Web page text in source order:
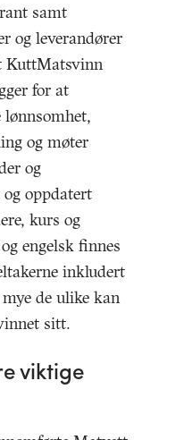
samt
og leverandører
KuttMatsvinn
for at
lønnsomhet,
og møter
og
oppdatert
kurs og
engelsk finnes
inkludert
de ulike kan
sitt.
viktige